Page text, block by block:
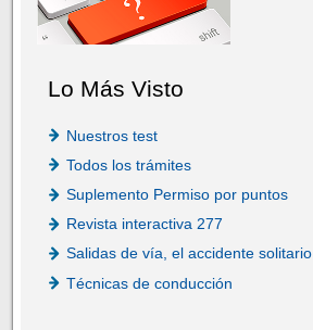
Lo Más Visto
Nuestros test
Todos los trámites
Suplemento Permiso por puntos
Revista interactiva 277
Salidas de vía, el accidente solitario
Técnicas de conducción